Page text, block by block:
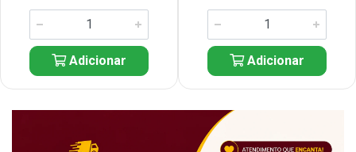
Adicionar Adicionar